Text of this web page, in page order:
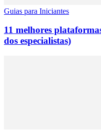
Guias para Iniciantes
11 melhores
dos especialistas)